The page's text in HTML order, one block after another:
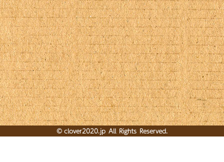
© clover2020.jp All Rights Reserved.